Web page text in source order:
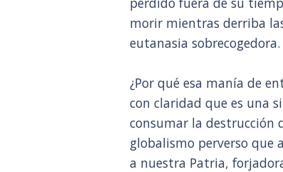
morir mientras derriba
eutanasia sobrecogedora.
¿Por qué esa manía de
con claridad que es una
consumar la destrucción
globalismo perverso que
a nuestra Patria,